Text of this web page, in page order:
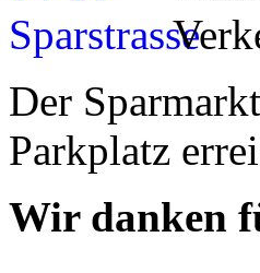
Der
Parkplatz
Wir danken